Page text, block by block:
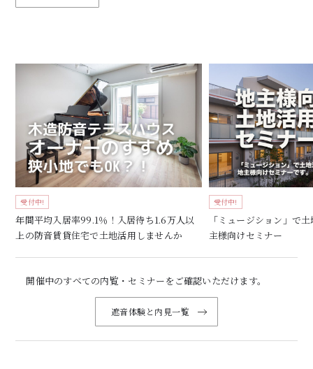
受付中!
年間平均入居率99.1％！入居待ち1.6万人以
上の防音賃貸住宅で土地活用しませんか
受付中!
「ミュージション」で
主様向けセミナー
開催中のすべての内覧・セミナーをご確認いただけます。
遮音体験と内見一覧